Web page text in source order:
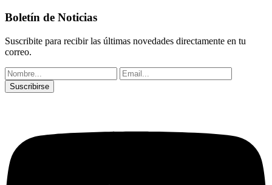
Boletín de Noticias
Suscribite para recibir las últimas novedades directamente en tu
correo.
Suscribirse